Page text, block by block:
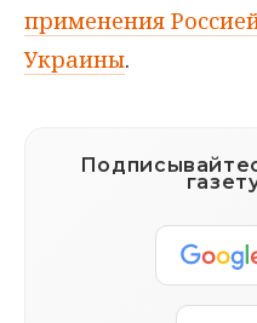
применения
Украины.